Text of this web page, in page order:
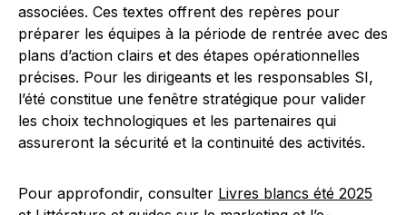
associées. Ces textes offrent des repères pour
préparer les équipes à la période de rentrée avec des
plans d’action clairs et des étapes opérationnelles
précises. Pour les dirigeants et les responsables SI,
l’été constitue une fenêtre stratégique pour valider
les choix technologiques et les partenaires qui
assureront la sécurité et la continuité des activités.
Pour approfondir, consulter Livres blancs été 2025